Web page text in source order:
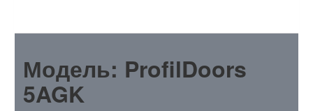
Модель: ProfilDoors
5AGK